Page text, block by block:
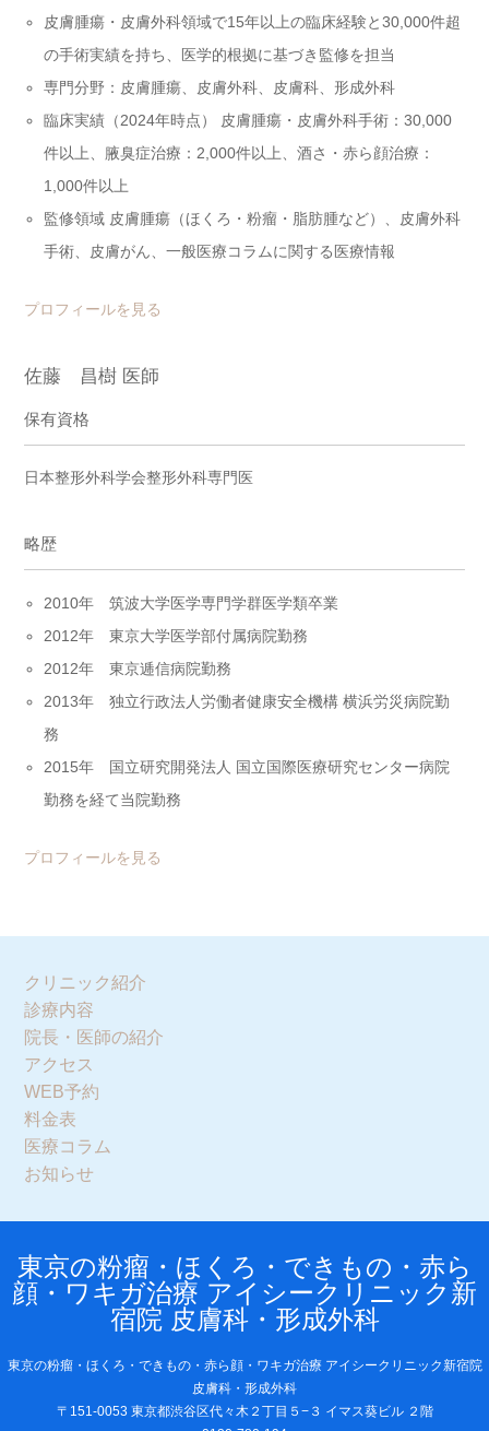
皮膚腫瘍・皮膚外科領域で15年以上の臨床経験と30,000件超
の手術実績を持ち、医学的根拠に基づき監修を担当
専門分野：皮膚腫瘍、皮膚外科、皮膚科、形成外科
臨床実績（2024年時点） 皮膚腫瘍・皮膚外科手術：30,000
件以上、腋臭症治療：2,000件以上、酒さ・赤ら顔治療：
1,000件以上
監修領域 皮膚腫瘍（ほくろ・粉瘤・脂肪腫など）、皮膚外科
手術、皮膚がん、一般医療コラムに関する医療情報
プロフィールを見る
佐藤 昌樹 医師
保有資格
日本整形外科学会整形外科専門医
略歴
2010年 筑波大学医学専門学群医学類卒業
2012年 東京大学医学部付属病院勤務
2012年 東京逓信病院勤務
2013年 独立行政法人労働者健康安全機構 横浜労災病院勤
務
2015年 国立研究開発法人 国立国際医療研究センター病院
勤務を経て当院勤務
プロフィールを見る
クリニック紹介
診療内容
院長・医師の紹介
アクセス
WEB予約
料金表
医療コラム
お知らせ
東京の粉瘤・ほくろ・できもの・赤ら
顔・ワキガ治療 アイシークリニック新
宿院 皮膚科・形成外科
東京の粉瘤・ほくろ・できもの・赤ら顔・ワキガ治療 アイシークリニック新宿院
皮膚科・形成外科
〒151-0053 東京都渋谷区代々木２丁目５−３ イマス葵ビル ２階